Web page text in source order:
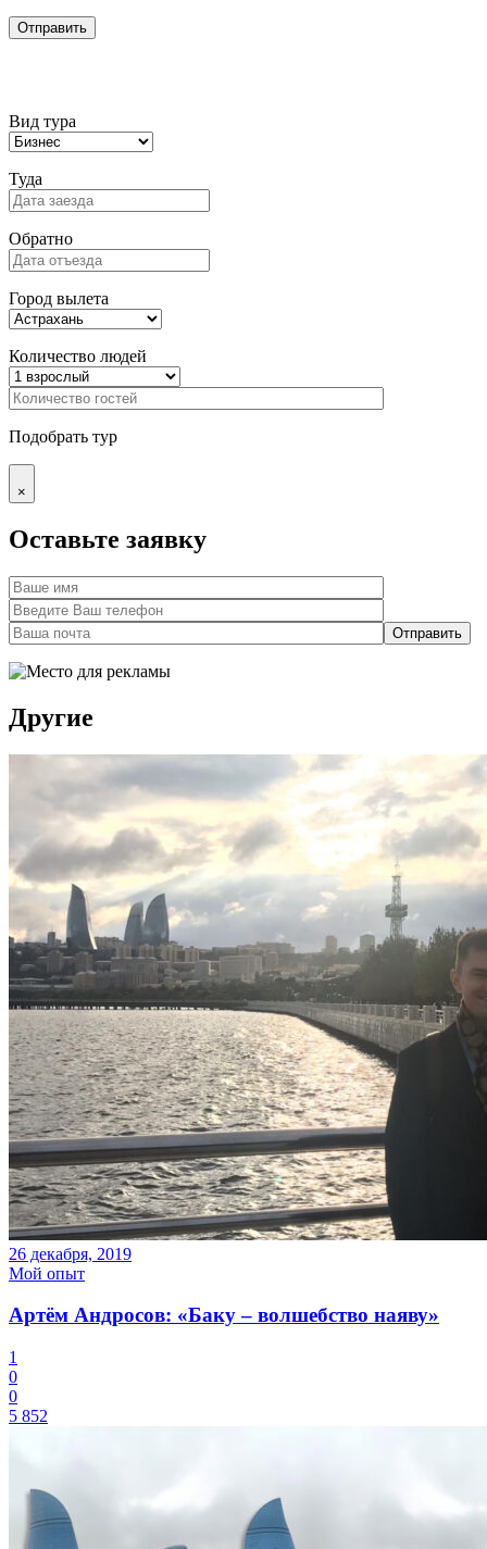
Вид тура
Туда
Обратно
Город вылета
Количество людей
Подобрать тур
×
Оставьте заявку
Другие
26 декабря, 2019
Мой опыт
Артём Андросов: «Баку – волшебство наяву»
1
0
0
5 852